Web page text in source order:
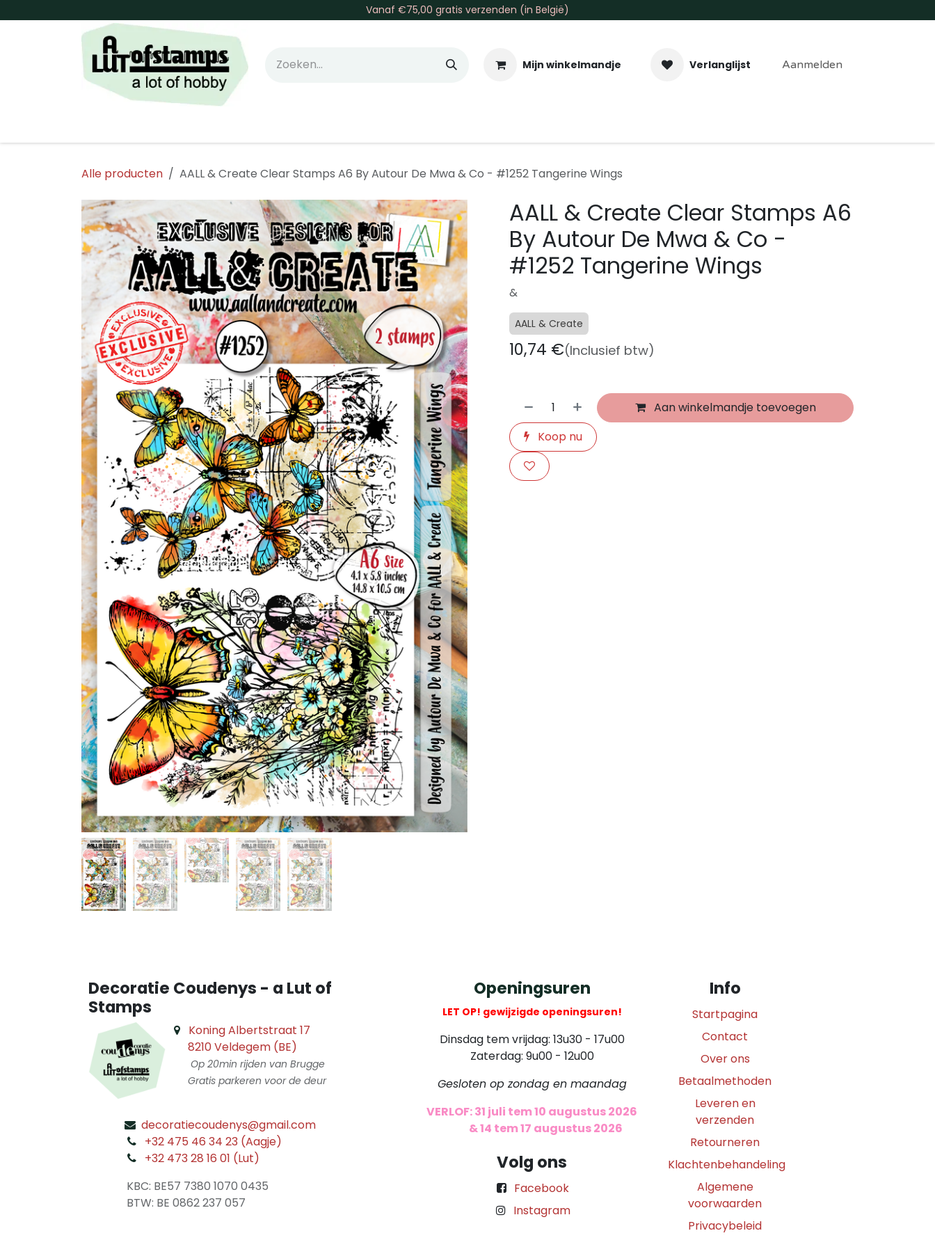
Vanaf €75,00 gratis verzenden (in België)
Mijn winkelmandje Verlanglijst Aanmelden
Alle producten AALL & Create Clear Stamps A6 By Autour De Mwa & Co - #1252 Tangerine Wings
AALL & Create Clear Stamps A6
By Autour De Mwa & Co -
#1252 Tangerine Wings
&
AALL & Create
10,74 €(Inclusief btw)
Aan winkelmandje toevoegen
Koop nu
Decoratie Coudenys - a Lut of
Stamps
Koning Albertstraat 17
8210 Veldegem (BE)
Op 20min rijden van Brugge
Gratis parkeren voor de deur
decoratiecoudenys@gmail.com
+32 475 46 34 23 (Aagje)
+32 473 28 16 01 (Lut)
KBC: BE57 7380 1070 0435
​ BTW: BE 0862 237 057
Openingsuren
LET OP! gewijzigde openingsuren!
Dinsdag tem vrijdag: 13u30 - 17u00
Zaterdag: 9u00 - 12u00
Gesloten op zondag en maandag
VERLOF: 31 juli tem 10 augustus 2026
& 14 tem 17 augustus 2026
Info
Startpagina
Contact
Over ons
Betaalmethoden
Leveren en
verzenden
Retourneren
Klachtenbehandeling
Algemene
voorwaarden
Privacybeleid
Volg ons
Facebook
Instagram